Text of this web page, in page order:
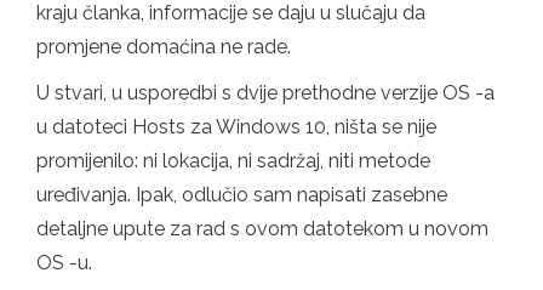
kraju članka, informacije se daju u slučaju da
promjene domaćina ne rade.
U stvari, u usporedbi s dvije prethodne verzije OS -a
u datoteci Hosts za Windows 10, ništa se nije
promijenilo: ni lokacija, ni sadržaj, niti metode
uređivanja. Ipak, odlučio sam napisati zasebne
detaljne upute za rad s ovom datotekom u novom
OS -u.